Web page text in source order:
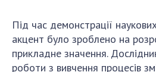
Під час демонстрації
акцент було зроблено на
прикладне значення.
роботи з вивчення процесів